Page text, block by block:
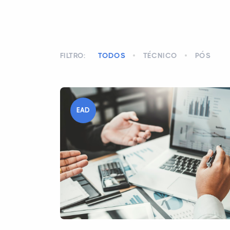
FILTRO: TODOS TÉCNICO PÓS
EAD